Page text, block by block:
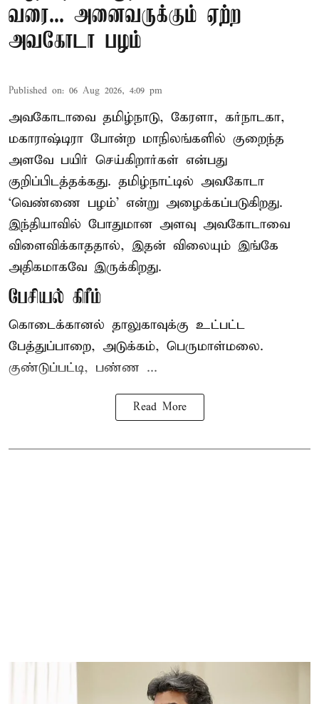
வரை... அனைவருக்கும் ஏற்ற
அவகோடா பழம்
Published on: 06 Aug 2026, 4:09 pm
அவகோடாவை தமிழ்நாடு, கேரளா, கர்நாடகா,
மகாராஷ்டிரா போன்ற மாநிலங்களில் குறைந்த
அளவே பயிர் செய்கிறார்கள் என்பது
குறிப்பிடத்தக்கது. தமிழ்நாட்டில் அவகோடா
‘வெண்ணை பழம்’ என்று அழைக்கப்படுகிறது.
இந்தியாவில் போதுமான அளவு அவகோடாவை
விளைவிக்காததால், இதன் விலையும் இங்கே
அதிகமாகவே இருக்கிறது.
பேசியல் கிரீம்
கொடைக்கானல் தாலுகாவுக்கு உட்பட்ட
பேத்துப்பாறை, அடுக்கம், பெருமாள்மலை.
குண்டுப்பட்டி, பண்ண ...
Read More